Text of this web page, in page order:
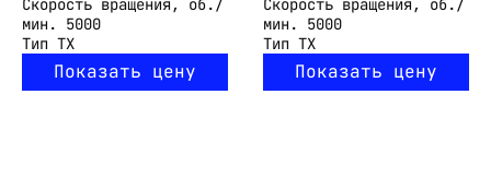
Скорость вращения, об./
мин.
5000
Тип TX
Показать цену
Скорость вращения, об./
мин.
5000
Тип TX
Показать цену